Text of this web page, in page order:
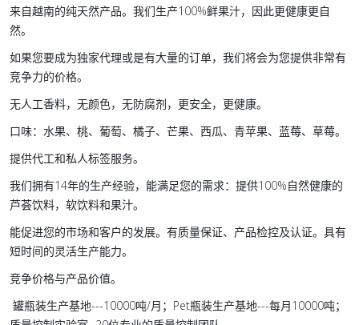
来自越南的纯天然产品。我们生产100%鲜果汁，因此更健康更自
然。
如果您要成为独家代理或是有大量的订单，我们将会为您提供非常有
竞争力的价格。
无人工香料，无颜色，无防腐剂，更安全，更健康。
口味：水果、桃、葡萄、橘子、芒果、西瓜、青苹果、蓝莓、草莓。
提供代工和私人标签服务。
我们拥有14年的生产经验，能满足您的需求：提供100%自然健康的
芦荟饮料，软饮料和果汁。
能促进您的市场和客户的发展。有质量保证、产品检控及认证。具有
短时间的灵活生产能力。
竞争价格与产品价值。
罐瓶装生产基地---10000吨/月；Pet瓶装生产基地---每月10000吨；